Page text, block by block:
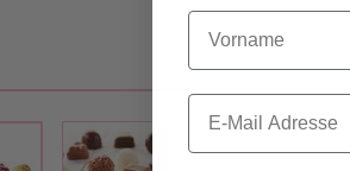
View larger imageView larger image
Vorname
Email